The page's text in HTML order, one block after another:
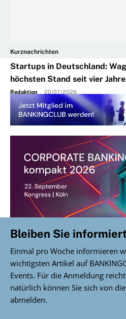
Kurznachrichten
Startups in Deutschland:
höchsten Stand seit vier
Redaktion - 20/07/2026
Bleiben Sie
Einmal pro Woche informieren
wichtigsten Artikel auf
Events. Für die Anmeldung
natürlich können Sie sich von
abmelden.